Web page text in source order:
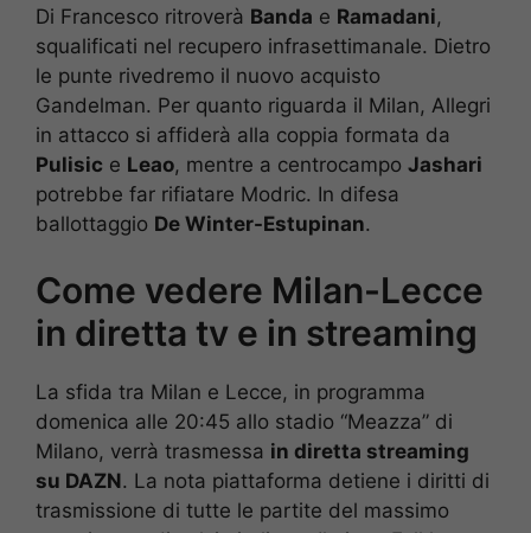
Di Francesco ritroverà Banda e Ramadani,
squalificati nel recupero infrasettimanale. Dietro
le punte rivedremo il nuovo acquisto
Gandelman. Per quanto riguarda il Milan, Allegri
in attacco si affiderà alla coppia formata da
Pulisic e Leao, mentre a centrocampo Jashari
potrebbe far rifiatare Modric. In difesa
ballottaggio De Winter-Estupinan.
Come vedere Milan-Lecce
in diretta tv e in streaming
La sfida tra Milan e Lecce, in programma
domenica alle 20:45 allo stadio “Meazza” di
Milano, verrà trasmessa in diretta streaming
su DAZN. La nota piattaforma detiene i diritti di
trasmissione di tutte le partite del massimo